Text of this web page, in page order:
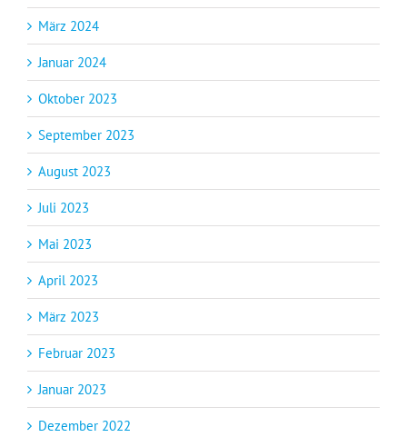
März 2024
Januar 2024
Oktober 2023
September 2023
August 2023
Juli 2023
Mai 2023
April 2023
März 2023
Februar 2023
Januar 2023
Dezember 2022